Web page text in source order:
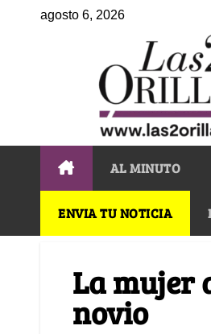
agosto 6, 2026
AL MINUTO
ENVIA TU NOTICIA
La mujer
novio